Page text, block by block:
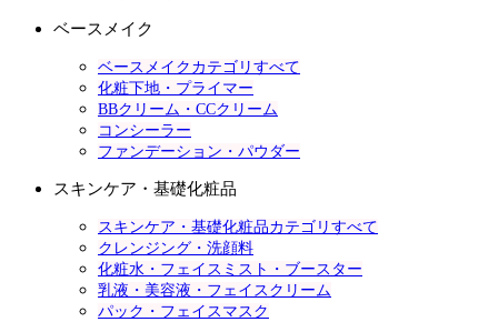
ベースメイク
ベースメイクカテゴリすべて
化粧下地・プライマー
BBクリーム・CCクリーム
コンシーラー
ファンデーション・パウダー
スキンケア・基礎化粧品
スキンケア・基礎化粧品カテゴリすべて
クレンジング・洗顔料
化粧水・フェイスミスト・ブースター
乳液・美容液・フェイスクリーム
パック・フェイスマスク